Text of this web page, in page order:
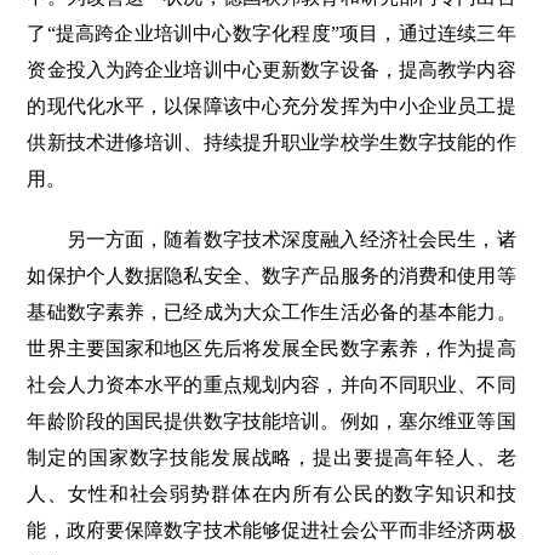
了“提高跨企业培训中心数字化程度”项目，通过连续三年
资金投入为跨企业培训中心更新数字设备，提高教学内容
的现代化水平，以保障该中心充分发挥为中小企业员工提
供新技术进修培训、持续提升职业学校学生数字技能的作
用。
另一方面，随着数字技术深度融入经济社会民生，诸
如保护个人数据隐私安全、数字产品服务的消费和使用等
基础数字素养，已经成为大众工作生活必备的基本能力。
世界主要国家和地区先后将发展全民数字素养，作为提高
社会人力资本水平的重点规划内容，并向不同职业、不同
年龄阶段的国民提供数字技能培训。例如，塞尔维亚等国
制定的国家数字技能发展战略，提出要提高年轻人、老
人、女性和社会弱势群体在内所有公民的数字知识和技
能，政府要保障数字技术能够促进社会公平而非经济两极